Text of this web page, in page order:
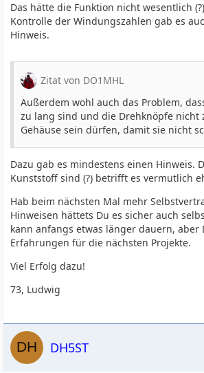
Das hätte die Funktion nicht wesentlich
Kontrolle der Windungszahlen gab es
Hinweis.
Zitat von DO1MHL
Außerdem wohl auch das Problem,
zu lang sind und die Drehknöpfe nicht
Gehäuse sein dürfen, damit sie nicht
Dazu gab es mindestens einen Hinweis.
Kunststoff sind (?) betrifft es vermutlich
Hab beim nächsten Mal mehr
Hinweisen hättets Du es sicher auch
kann anfangs etwas länger dauern, aber
Erfahrungen für die nächsten Projekte.
Viel Erfolg dazu!
73, Ludwig
DH5ST